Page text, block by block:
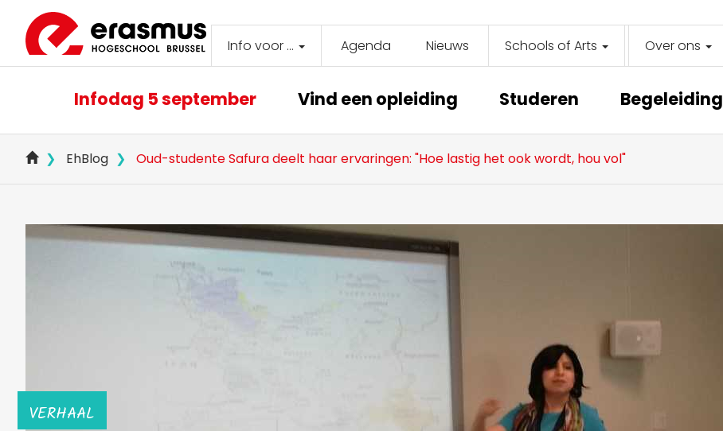
Overslaan
naar
Secondary
navigation
Info voor ... Agenda Nieuws Schools of Arts Over ons
Main
navigation
Infodag 5 september Vind een opleiding Studeren Begeleiding
EhBlog Oud-studente Safura deelt haar ervaringen: "Hoe lastig het ook wordt, hou vol"
VERHAAL